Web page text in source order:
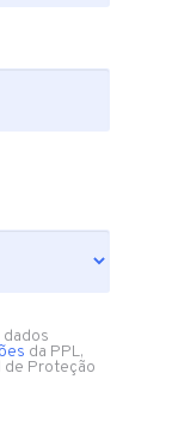
da PPL,
de Proteção